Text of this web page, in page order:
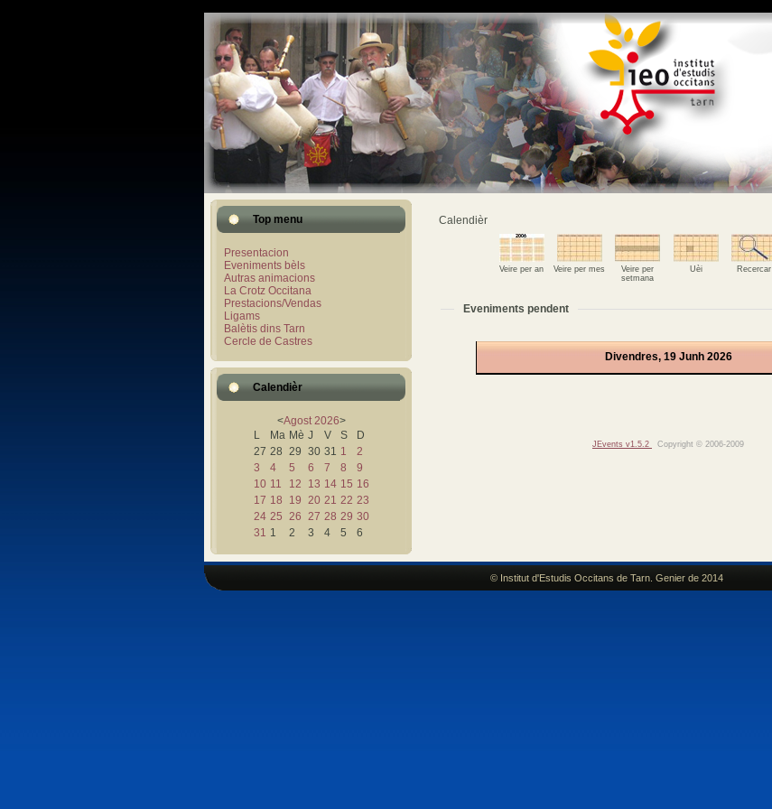
Top menu
Presentacion
Eveniments bèls
Autras animacions
La Crotz Occitana
Prestacions/Vendas
Ligams
Balètis dins Tarn
Cercle de Castres
Calendièr
<Agost 2026>
L
Ma Mè J V S
D
27 28 29 30 31 1
2
3
4 5 6 7 8
9
10 11 12 13 14 15 16
17 18 19 20 21 22 23
24 25 26 27 28 29 30
31 1 2 3 4 5 6
Calendièr
Veire per an Veire per mes
Veire per
setmana
Uèi Recercar
Eveniments pendent
Divendres, 19 Junh 2026
JEvents v1.5.2 Copyright © 2006-2009
© Institut d'Estudis Occitans de Tarn. Genier de 2014